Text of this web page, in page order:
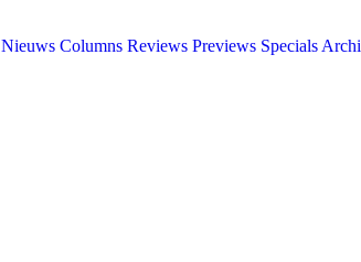
Nieuws Columns Reviews Previews Specials